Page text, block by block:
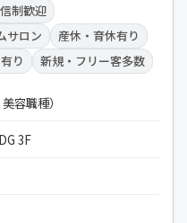
制歓迎
サロン
産休・育休有り
り 新規・フリー客多数
容職種）
3F